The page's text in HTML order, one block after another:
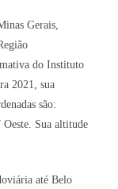
Gerais,
do Instituto
2021, sua
são:
Sua altitude
até Belo